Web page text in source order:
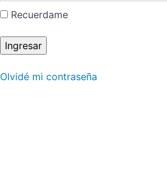
Recuerdame
Olvidé mi contraseña